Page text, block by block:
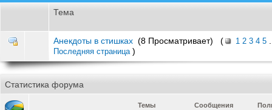
Тема
Анекдоты в стишках (8 Просматривает) ( 1 2 3 4 5
Последняя страница)
Статистика форума
Темы Сообщения